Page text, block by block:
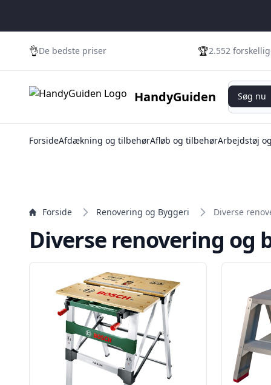
👌De bedste priser 🏆2.552
HandyGuiden
Søg nu
Søg nu
ForsideAfdækning og tilbehørAfløb og tilbehørArbejdstøj
Forside Renovering og Byggeri Diverse
Diverse renovering og